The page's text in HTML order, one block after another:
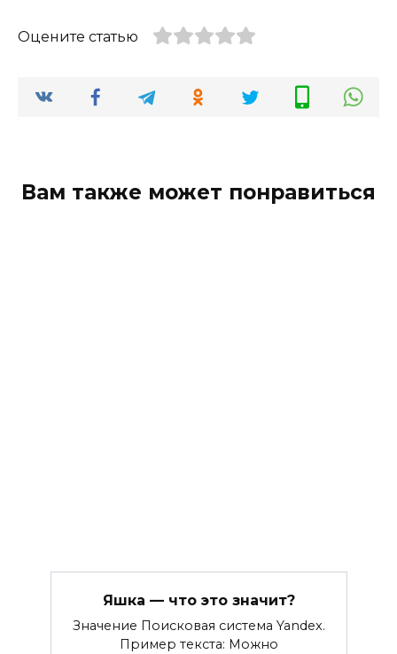
Оцените статью
Вам также может понравиться
Яшка — что это значит?
Значение Поисковая система Yandex.
Пример текста: Можно